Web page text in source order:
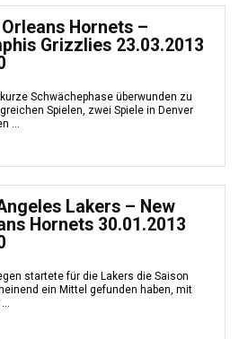
Orleans Hornets –
Grizzlies 23.03.2013
Schwächephase überwunden zu
Spielen, zwei Spiele in Denver
...
Lakers – New
Hornets 30.01.2013
startete für die Lakers die Saison
ein Mittel gefunden haben, mit